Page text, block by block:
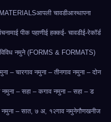
आपली चावडीआस्थापना
ई पीक पहाणीई हक्कई- चावडीई-रेकॉर्ड
विविध नमुने (FORMS & FORMATS)
– चारगाव नमुना – तीनगाव नमुना – दोन
नमुना – सहा – कगाव नमुना – सहा – ड
नमुना – सात, ७ अ, १२गाव नमुनेगौणखनीज